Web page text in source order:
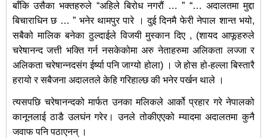
बाँकि उसैका भक्तहरुले “अहिले बिरोध नगरौं … ” “… अदालतमा मुद्दा
बिचाराधिन छ … ” भनेर थामपुर पारे । दुई दिनमै फेरी नेपाल शान्त भयो,
सबैको मालिक बनेका ठुल्दाईले विजयी मुस्कान दिए , (शायद आफूहरुले
चरेषानन्द जत्ती भक्ति गर्न नसकेकोमा अरु नेताहरुमा अलिकता लज्जा र
अलिकता चरेषान्नदसंग ईर्ष्या पनि जाग्यो होला) । जे होस हो-हल्ला बिस्तारै
हरायो र सबैजना अदालतले केहि गरिहाल्छ की भनेर पर्खन थाले ।
त्यसपछि चरेषानन्दको मार्फत उनका मलिकले आर्को प्रहार गरे नेपालको
कानूनलाई ठाडै उलघंन गरेर। उनले तोकीएएको म्यादमा अदालतमा कुनै
जवाफ पनि पठाएनन् ।